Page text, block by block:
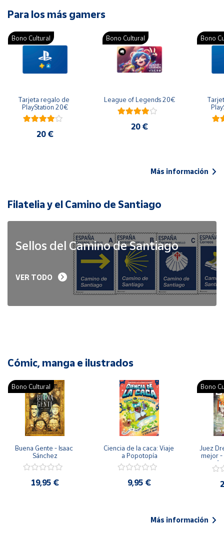
Para los más gamers
Bono Cultural
Tarjeta regalo de
PlayStation 20€
20 €
Bono Cultural
League of Legends 20€
20 €
Bono
Más información
Filatelia y el Camino de Santiago
Sellos del Camino de Santiago
VER TODO
Cómic, manga e ilustrados
Bono Cultural
Buena Gente - Isaac
Sánchez
19,95 €
Ciencia de la caca: Viaje
a Popotopía
9,95 €
Bono
Juez
mejor -
Más información